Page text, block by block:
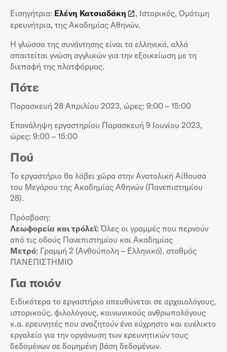
Εισηγήτρια: Ελένη Κατσιαδάκη
, Ιστορικός, Ομότιμη
ερευνήτρια, της Ακαδημίας Αθηνών.
Η γλώσσα της συνάντησης είναι τα ελληνικά, αλλά
απαιτείται γνώση αγγλικών για την εξοικείωση με τη
διεπαφή της πλατφόρμας.
Πότε
Παρασκευή 28 Απριλίου 2023, ώρες: 9:00 – 15:00
Επανάληψη εργαστηρίου Παρασκευή 9 Ιουνίου 2023,
ώρες: 9:00 – 15:00
Πού
Το εργαστήριο θα λάβει χώρα στην Ανατολική Αίθουσα
του Μεγάρου της Ακαδημίας Αθηνών (Πανεπιστημίου
28).
Πρόσβαση:
Λεωφορεία και τρόλεϊ: Όλες οι γραμμές που περνούν
από τις οδούς Πανεπιστημίου και Ακαδημίας
Μετρό: Γραμμή 2 (Ανθούπολη – Ελληνικό), σταθμός
ΠΑΝΕΠΙΣΤΗΜΙΟ
Για ποιόν
Ειδικότερα το εργαστήριο απευθύνεται σε αρχαιολόγους,
ιστορικούς, φιλολόγους, κοινωνικούς ανθρωπολόγους
κ.α. ερευνητές που αναζητούν ένα εύχρηστο και ευέλικτο
εργαλείο για την οργάνωση των ερευνητικών τους
δεδομένων σε δομημένη βάση δεδομένων.